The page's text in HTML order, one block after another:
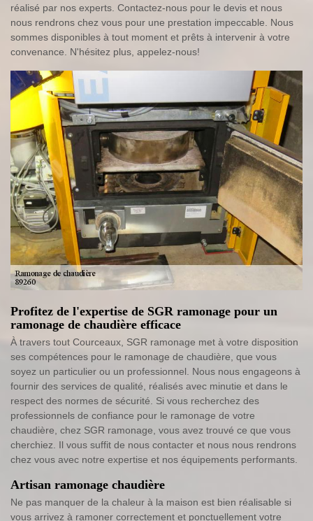
réalisé par nos experts. Contactez-nous pour le devis et nous
nous rendrons chez vous pour une prestation impeccable. Nous
sommes disponibles à tout moment et prêts à intervenir à votre
convenance. N'hésitez plus, appelez-nous!
Profitez de l'expertise de SGR ramonage pour un
ramonage de chaudière efficace
À travers tout Courceaux, SGR ramonage met à votre disposition
ses compétences pour le ramonage de chaudière, que vous
soyez un particulier ou un professionnel. Nous nous engageons à
fournir des services de qualité, réalisés avec minutie et dans le
respect des normes de sécurité. Si vous recherchez des
professionnels de confiance pour le ramonage de votre
chaudière, chez SGR ramonage, vous avez trouvé ce que vous
cherchiez. Il vous suffit de nous contacter et nous nous rendrons
chez vous avec notre expertise et nos équipements performants.
Artisan ramonage chaudière
Ne pas manquer de la chaleur à la maison est bien réalisable si
vous arrivez à ramoner correctement et ponctuellement votre